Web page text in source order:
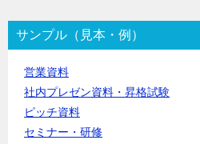
ゲ
ー
シ
サンプル（見本・例）
営業資料
社内プレゼン資料・昇格試験
ピッチ資料
セミナー・研修